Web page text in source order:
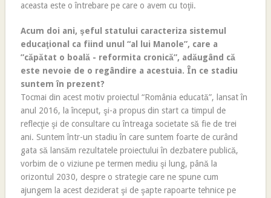
aceasta este o întrebare pe care o avem cu toţii.
Acum doi ani, şeful statului caracteriza sistemul
educaţional ca fiind unul “al lui Manole”, care a
”căpătat o boală - reformita cronică”, adăugând că
este nevoie de o regândire a acestuia. În ce stadiu
suntem în prezent?
Tocmai din acest motiv proiectul “România educată”, lansat în
anul 2016, la început, şi-a propus din start ca timpul de
reflecţie şi de consultare cu întreaga societate să fie de trei
ani. Suntem într-un stadiu în care suntem foarte de curând
gata să lansăm rezultatele proiectului în dezbatere publică,
vorbim de o viziune pe termen mediu şi lung, până la
orizontul 2030, despre o strategie care ne spune cum
ajungem la acest deziderat şi de şapte rapoarte tehnice pe